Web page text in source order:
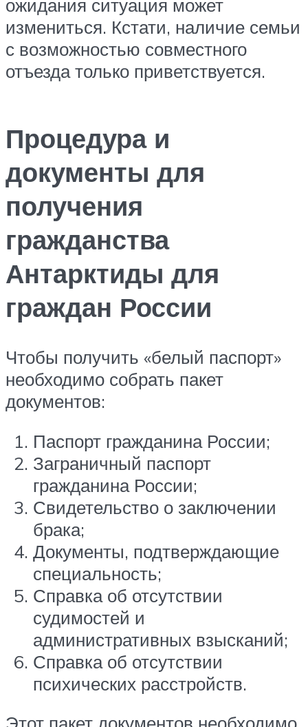
ожидания ситуация может
измениться. Кстати, наличие семьи
с возможностью совместного
отъезда только приветствуется.
Процедура и
документы для
получения
гражданства
Антарктиды для
граждан России
Чтобы получить «белый паспорт»
необходимо собрать пакет
документов:
Паспорт гражданина России;
Заграничный паспорт
гражданина России;
Свидетельство о заключении
брака;
Документы, подтверждающие
специальность;
Справка об отсутствии
судимостей и
административных взысканий;
Справка об отсутствии
психических расстройств.